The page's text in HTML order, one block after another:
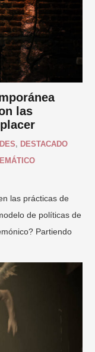
las
, DESTACADO
las prácticas de
de políticas de
Partiendo